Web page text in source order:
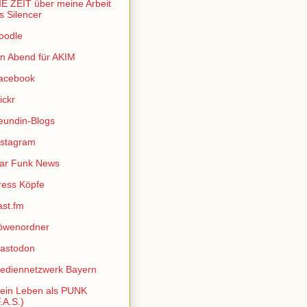
ZEIT über meine Arbeit
Silencer
Abend für AKIM
Blogs
Funk News
Köpfe
Bayern
Leben als PUNK